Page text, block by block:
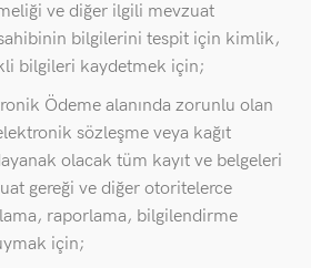
ve diğer ilgili mevzuat
bilgilerini tespit için kimlik,
bilgileri kaydetmek için;
Ödeme alanında zorunlu olan
sözleşme veya kağıt
olacak tüm kayıt ve belgeleri
gereği ve diğer otoritelerce
raporlama, bilgilendirme
için;